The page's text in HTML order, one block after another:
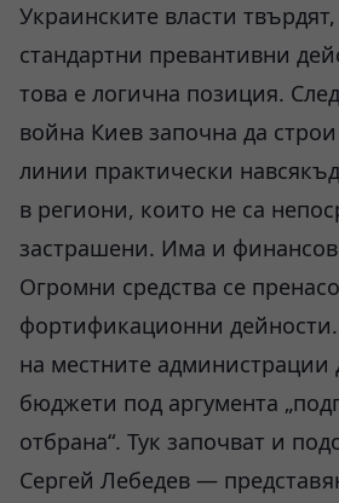
Украинските власти
стандартни превантивни
това е логична позиция.
война Киев започна да
линии практически
в региони, които не са
застрашени. Има и финансов
Огромни средства се
фортификационни дейности.
на местните администрации
бюджети под аргумента
отбрана“. Тук започват и
Сергей Лебедев —